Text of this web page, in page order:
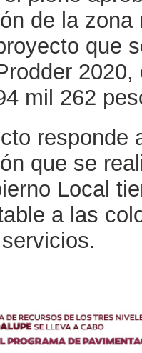
de la zona
que
mil 262
responde
que se
Local
a las